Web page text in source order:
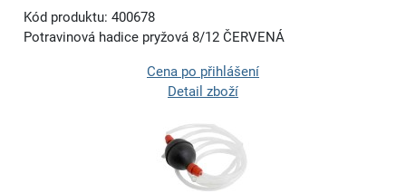
Kód produktu: 400678
Potravinová hadice pryžová 8/12 ČERVENÁ
Cena po přihlášení
Detail zboží